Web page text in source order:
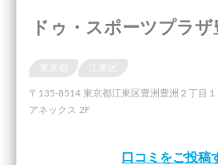
ドゥ・スポーツプラザ
東京都 江東区
〒135-8514 東京都江東区豊洲豊洲２丁目
アネックス 2F
口コミをご投稿